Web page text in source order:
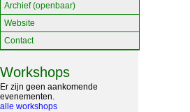
Archief (openbaar)
Website
Contact
Workshops
Er zijn geen aankomende
evenementen.
alle workshops